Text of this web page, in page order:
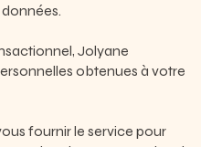
Jolyane
obtenues à votre
fournir le service pour